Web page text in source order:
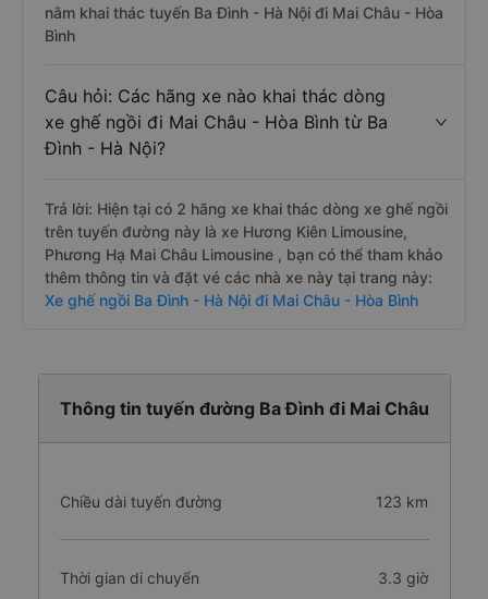
nằm khai thác tuyến Ba Đình - Hà Nội đi Mai Châu - Hòa
Bình
Câu hỏi: Các hãng xe nào khai thác dòng
xe ghế ngồi đi Mai Châu - Hòa Bình từ Ba
Đình - Hà Nội?
Trả lời: Hiện tại có 2 hãng xe khai thác dòng xe ghế ngồi
trên tuyến đường này là xe Hương Kiên Limousine,
Phương Hạ Mai Châu Limousine , bạn có thể tham khảo
thêm thông tin và đặt vé các nhà xe này tại trang này:
Xe ghế ngồi Ba Đình - Hà Nội đi Mai Châu - Hòa Bình
Thông tin tuyến đường Ba Đình đi Mai Châu
Chiều dài tuyến đường 123 km
Thời gian di chuyển 3.3 giờ